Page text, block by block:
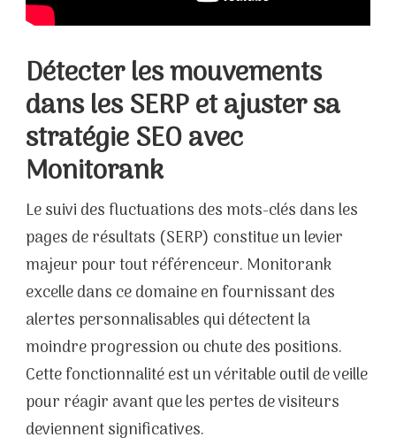
Détecter les mouvements
dans les SERP et ajuster sa
stratégie SEO avec
Monitorank
Le suivi des fluctuations des mots-clés dans les
pages de résultats (SERP) constitue un levier
majeur pour tout référenceur. Monitorank
excelle dans ce domaine en fournissant des
alertes personnalisables qui détectent la
moindre progression ou chute des positions.
Cette fonctionnalité est un véritable outil de veille
pour réagir avant que les pertes de visiteurs
deviennent significatives.